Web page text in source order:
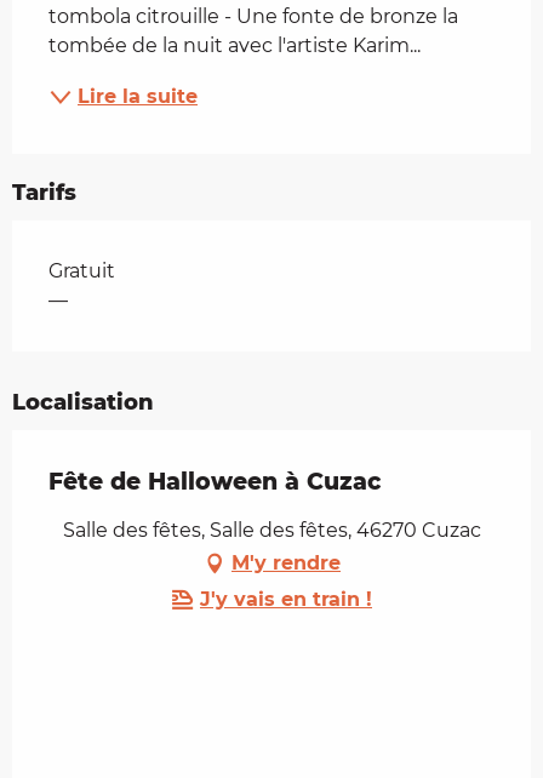
tombola citrouille - Une fonte de bronze la
tombée de la nuit avec l'artiste Karim...
Lire la suite
Tarifs
Tarifs 2026
Gratuit
—
Localisation
Fête de Halloween à Cuzac
Salle des fêtes, Salle des fêtes, 46270 Cuzac
M'y rendre
J'y vais en train !